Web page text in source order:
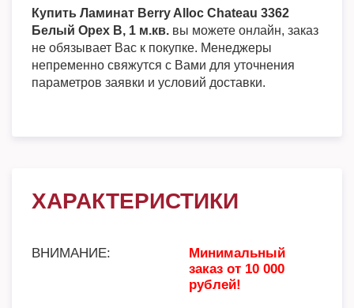
Купить Ламинат Berry Alloc Chateau 3362
Белый Орех B, 1 м.кв. вы можете онлайн, заказ
не обязывает Вас к покупке. Менеджеры
непременно свяжутся с Вами для уточнения
параметров заявки и условий доставки.
ХАРАКТЕРИСТИКИ
ВНИМАНИЕ:
Минимальный
заказ от 10 000
рублей!